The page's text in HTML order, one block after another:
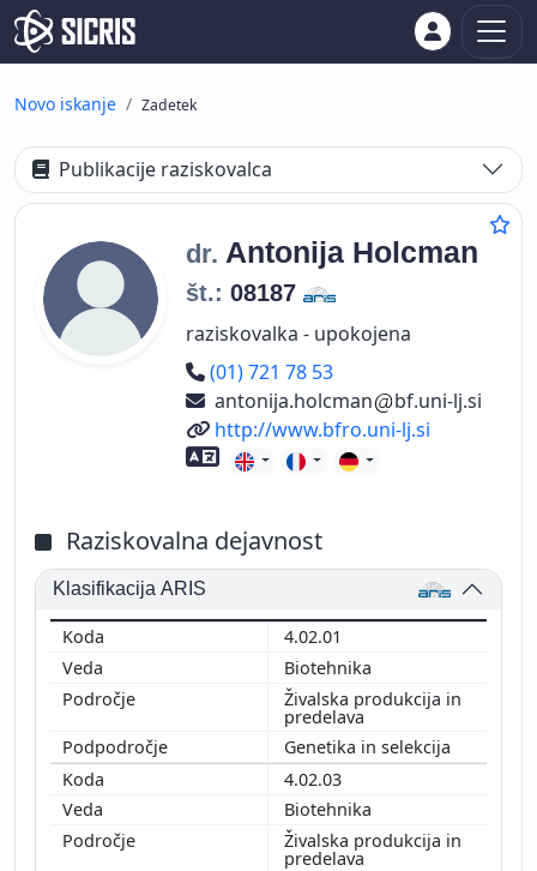
Novo iskanje Zadetek
Publikacije raziskovalca
dr. Antonija Holcman
št.: 08187
raziskovalka - upokojena
Telefon
(01) 721 78 53
antonija.holcman
bf.uni-lj.si
Spletni naslov
http://www.bfro.uni-lj.si
Znanje tujih jezikov
Raziskovalna dejavnost
Klasifikacija ARIS
4.02.01
Biotehnika
Živalska produkcija in
predelava
Genetika in selekcija
4.02.03
Biotehnika
Živalska produkcija in
predelava